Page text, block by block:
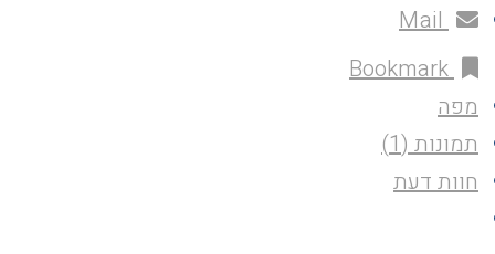
Mail
Bookmark
מפה
תמונות (1)
חוות דעת